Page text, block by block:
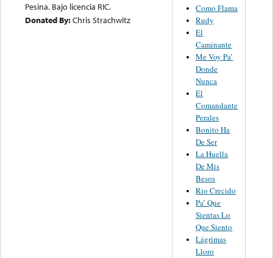
Pesina. Bajo licencia RIC.
Donated By:Chris Strachwitz
Como Flama
Rudy
El
Caminante
Me Voy Pa’
Donde
Nunca
El
Comandante
Perales
Bonito Ha
De Ser
La Huella
De Mis
Besos
Rio Crecido
Pa’ Que
Sientas Lo
Que Siento
Lágrimas
Lloro